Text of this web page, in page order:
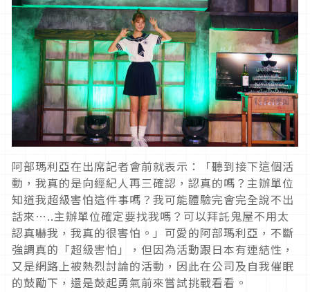
阿部瑪利亞在出席記者會前就表示：「聽到接下這個活
動，我真的是向經紀人再三確認，認真的嗎？主辦單位
知道我超級害怕這件事嗎？我可能體驗完會完全說不出
話來…..主辦單位確定要找我嗎？可以拜託鬼屋不用太
認真嚇我，我真的很害怕。」可愛的阿部瑪利亞，不斷
強調真的「超級害怕」，但因為活動跟日本有連結性，
又是網路上被熱烈討論的活動，因此在公司及自我催眠
的鼓勵下，還是鼓起勇氣前來嘗試挑戰看看。